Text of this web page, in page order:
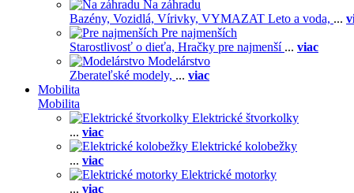
Na záhradu
Bazény, Vozidlá, Vírivky, VYMAZAT Leto a voda, ...
Pre najmenších
Starostlivosť o dieťa, Hračky pre najmenší ... viac
Modelárstvo
Zberateľské modely, ... viac
Mobilita
Mobilita
Elektrické štvorkolky
... viac
Elektrické kolobežky
... viac
Elektrické motorky
... viac